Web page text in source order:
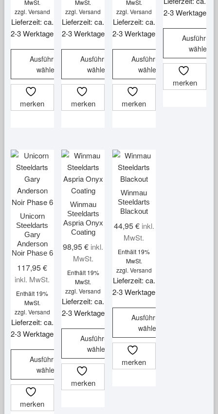
MwSt.
zzgl. Versand
Lieferzeit: ca.
2-3 Werktage
Ausführung
wählen
Dieses
Produkt
weist
Die
Optionen
können
auf
der
Produktseite
gewählt
werden
merken
MwSt.
zzgl.Versand
Lieferzeit: ca.
2-3 Werktage
Ausführung
wählen
Dieses
Produkt
weist
Die
Optionen
können
auf
der
Produktseite
gewählt
werden
merken
MwSt.
zzgl. Versand
Lieferzeit: ca.
2-3 Werktage
Ausführung
wählen
Dieses
Produkt
weist
Die
Optionen
können
auf
der
Produktseite
gewählt
werden
merken
2-3 Werktage
Ausführung
wählen
Dieses
Produkt
weist
merken
Unicorn
Steeldarts
Gary
Anderson
Noir Phase 6
117,95€
inkl. MwSt.
Enthält 19%
MwSt.
zzgl. Versand
Lieferzeit: ca.
2-3 Werktage
Ausführung
wählen
Dieses
Produkt
weist
merken
Winmau
Steeldarts
Aspria Onyx
Coating
98,95€ inkl.
MwSt.
Enthält 19%
MwSt.
zzgl.Versand
Lieferzeit: ca.
2-3 Werktage
Ausführung
wählen
Dieses
Produkt
weist
merken
Winmau
Steeldarts
Blackout
44,95€ inkl.
MwSt.
Enthält 19%
MwSt.
zzgl. Versand
Lieferzeit: ca.
2-3 Werktage
Ausführung
wählen
Dieses
Produkt
weist
merken